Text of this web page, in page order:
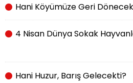
Hani Köyümüze Geri
4 Nisan Dünya Sokak
Hani Huzur, Barış Gelecekti?